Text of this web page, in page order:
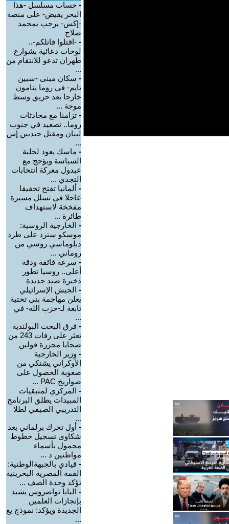
- حساب مسلسل -هذا
البحر يفيض- على منصة
-إكس- يرحب بمحمد
صلاح
- -اقتلوا قاتلكم-..
لوحات دعائية بشوارع
طهران تدعو للانتقام من
...
- سكان مبنى -سبين
تايم- في روما ينامون
خارجا بعد حريق وسط
موجة ...
- تزامنا مع محادثات
روما.. تصعيد في جنوب
لبنان ومقتل جنديين إس
...
- ماسك يعود لحلبة
السياسة ويؤجج مع
عبدول معركة انتخابات
التجدي ...
- ألمانيا تفتح تحقيقا
عاجلا في تسلل مسيرة
مفخخة لاستهداف
طائرة ...
- الخارجية الروسية:
موسكو سترد على طرد
دبلوماسي روسي من
روماني ...
- سرعة فائقة ودقة
أعلى.. روسيا تطور
ذخيرة صيد جديدة
- الجيش الإسرائيلي
يعلن مهاجمة بنى تحتية
تابعة لـ-حزب الله- في
...
- فرق البحث البولندية
تعثر على رفات 243 من
ضحايا مجزرة فولين
- وزير الخارجية
الأوكراني يشتكي من
صعوبة الحصول على
صواريخ PAC ...
- المركزي لمتبقيات
المبيدات يطلق البرنامج
التدريبي الصيفي لطلا
...
- أول تحرك برلماني بعد
شكاوى تسجيل خطوط
محمول بأسماء
مواطنين د ...
- قيادي بالجبهةالوطنية:
القمة المصرية البحرينية
تؤكد وحدة الصف ...
- البابا تواضروس يشيد
بإنجازات العلمين
الجديدة ويؤكد: نموذج يع
...